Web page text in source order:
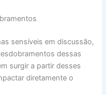
sensíveis em discussão,
dessas
surgir a partir desses
diretamente o